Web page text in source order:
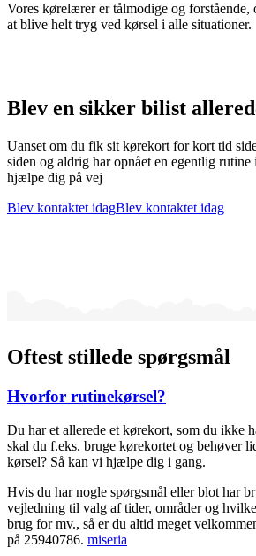
Vores kørelærer er tålmodige og
at blive helt tryg ved kørsel i alle situationer.
Blev en sikker bilist
Uanset om du fik sit kørekort for kort tid
siden og aldrig har opnået en egentlig rutine
hjælpe dig på vej
Blev kontaktet idagBlev kontaktet idag
Oftest stillede spørgsmål
Hvorfor rutinekørsel?
Du har et allerede et kørekort, som du ikke
skal du f.eks​. bruge kørekortet og behøver
kørsel? Så kan vi hjælpe dig i gang.
Hvis du har nogle spørgsmål eller blot har
vejledning til valg af tider, områder og
brug for mv., så er du altid meget
på 25940786. miseria